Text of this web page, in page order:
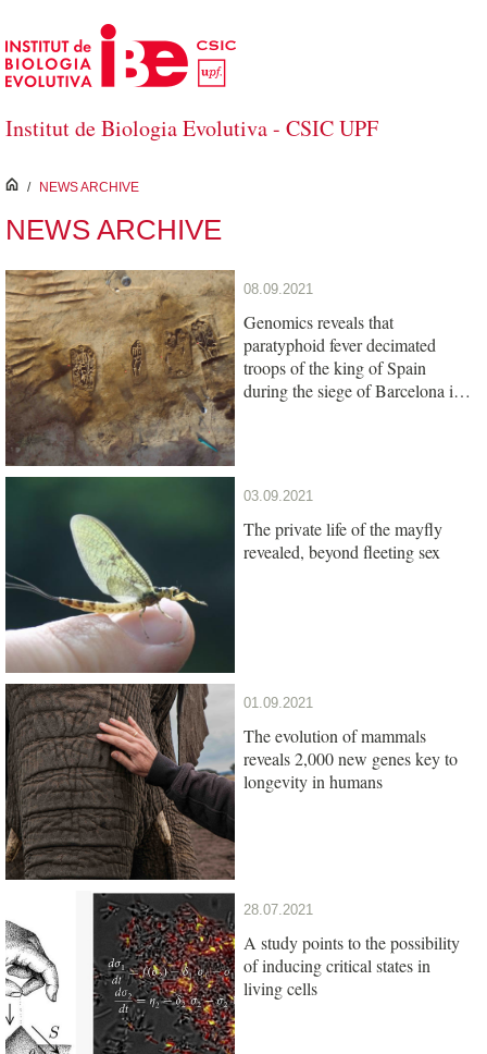
Skip to Main Content
Institut de Biologia Evolutiva - CSIC UPF
inici
/ NEWS ARCHIVE
NEWS ARCHIVE
08.09.2021
Genomics reveals that
paratyphoid fever decimated
troops of the king of Spain
during the siege of Barcelona in
03.09.2021
The private life of the mayfly
revealed, beyond fleeting sex
01.09.2021
The evolution of mammals
reveals 2,000 new genes key to
longevity in humans
28.07.2021
A study points to the possibility
of inducing critical states in
living cells